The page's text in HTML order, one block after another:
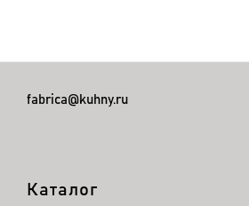
fabrica@kuhny.ru
Каталог